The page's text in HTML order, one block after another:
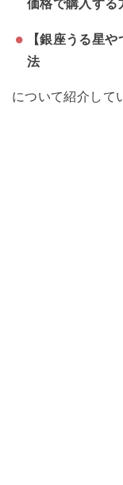
価格で購入する
【銀座うる星
法
について紹介して